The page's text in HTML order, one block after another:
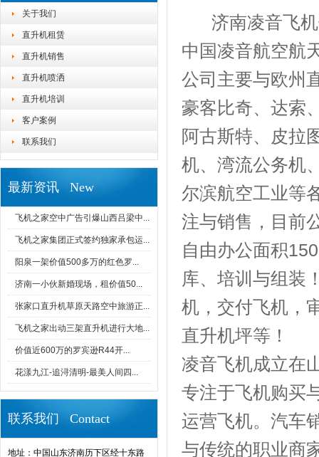
关于我们
直升机租赁
直升机销售
直升机喷洒
直升机培训
客户案例
联系我们
最新资讯 New
飞机之家空中广告引爆山西吕梁中...
飞机之家集团正式签约独家承包运...
阳泉一架价值500多万的红色罗...
济南一小伙新婚现场，租价值50...
张家口直升机草原天路空中旅游正...
飞机之家出动三架直升机进行大地...
价值近600万的罗宾逊R44开...
花漾九江-追浔清明-最美人间四...
联系我们 Contact
地址：中国山东济南历下区经十东路
济南凌音飞机
中国凌音航空航
公司主要与欧州
豪客比奇、达索
阿古斯特、皮拉
机、湾流公务机
尔滨航空工业等
注与销售，目前
自由办公面积
库、培训与组装
机，交付飞机，
直升机坪等！
凌音飞机成立在
专注于飞机购买
运营飞机。汽车
与传统的职业商